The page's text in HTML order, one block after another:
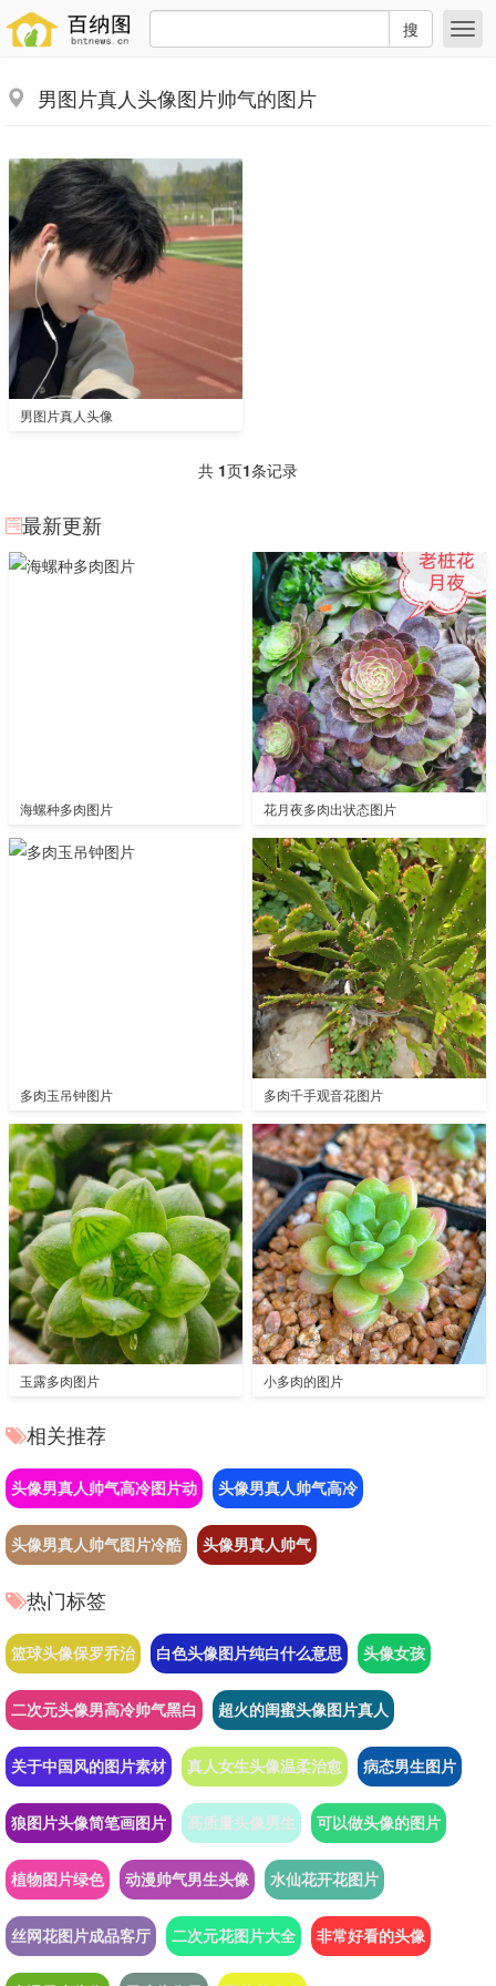
搜
男图片真人头像图片帅气的图片
男图片真人头像
共 1页1条记录
最新更新
海螺种多肉图片 花月夜多肉出状态图片
多肉玉吊钟图片 多肉千手观音花图片
玉露多肉图片 小多肉的图片
相关推荐
头像男真人帅气高冷图片动 头像男真人帅气高冷
头像男真人帅气图片冷酷 头像男真人帅气
热门标签
篮球头像保罗乔治 白色头像图片纯白什么意思 头像女孩
二次元头像男高冷帅气黑白 超火的闺蜜头像图片真人
关于中国风的图片素材 真人女生头像温柔治愈 病态男生图片
狼图片头像简笔画图片 高质量头像男生 可以做头像的图片
植物图片绿色 动漫帅气男生头像 水仙花开花图片
丝网花图片成品客厅 二次元花图片大全 非常好看的头像